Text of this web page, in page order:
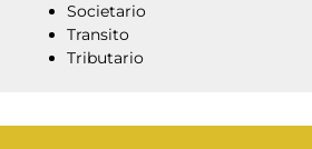
Societario
Transito
Tributario